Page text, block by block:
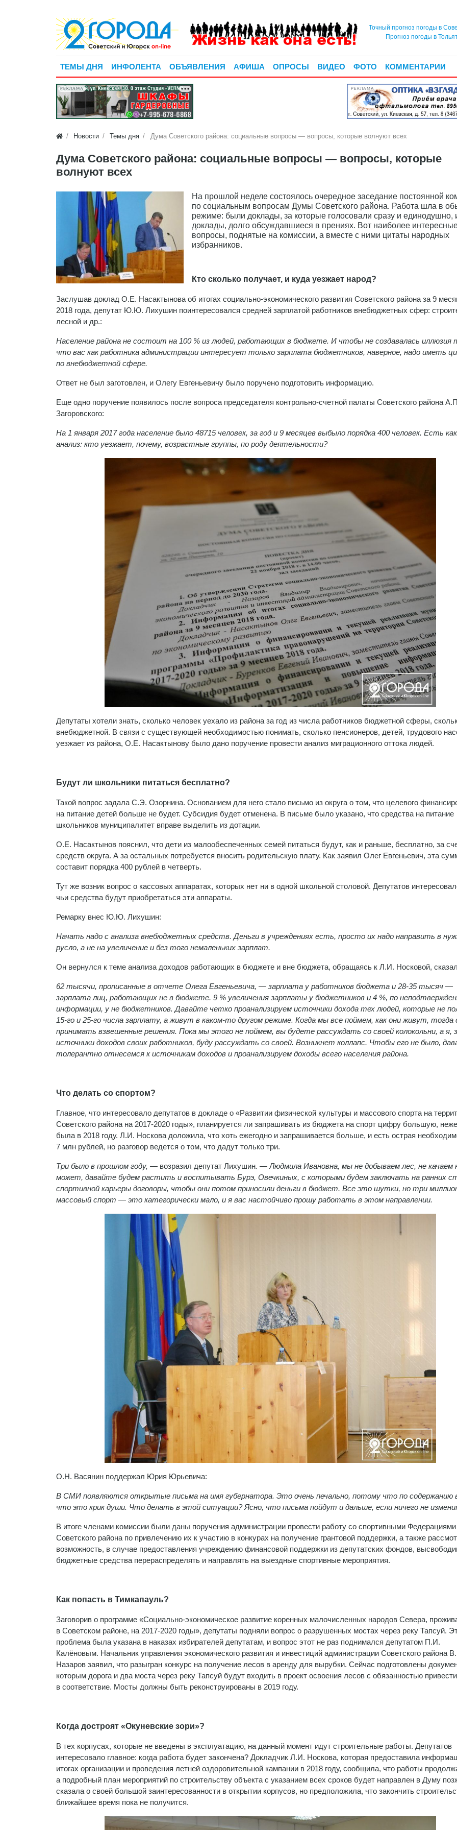
Точный прогноз погоды в
Прогноз погоды в
ТЕМЫ ДНЯ ИНФОЛЕНТА ОБЪЯВЛЕНИЯ АФИША ОПРОСЫ ВИДЕО ФОТО КОММЕНТАРИИ
РЕКЛАМА РЕКЛАМА
Новости Темы дня Дума Советского района: социальные вопросы — вопросы, которые волнуют всех
Дума Советского района: социальные вопросы — вопросы, которые
волнуют всех
На прошлой неделе состоялось очередное заседание постоянной
по социальным вопросам Думы Советского района. Работа шла в
режиме: были доклады, за которые голосовали сразу и единодушно,
доклады, долго обсуждавшиеся в прениях. Вот наиболее
вопросы, поднятые на комиссии, а вместе с ними цитаты народных
избранников.
Кто сколько получает, и куда уезжает народ?
Заслушав доклад О.Е. Насактынова об итогах социально-экономического развития Советского района за 9
2018 года, депутат Ю.Ю. Лихушин поинтересовался средней зарплатой работников внебюджетных сфер:
лесной и др.:
Население района не состоит на 100 % из людей, работающих в бюджете. И чтобы не создавалась иллюзия
что вас как работника администрации интересует только зарплата бюджетников, наверное, надо иметь
по внебюджетной сфере.
Ответ не был заготовлен, и Олегу Евгеньевичу было поручено подготовить информацию.
Еще одно поручение появилось после вопроса председателя контрольно-счетной палаты Советского района
Загоровского:
На 1 января 2017 года население было 48715 человек, за год и 9 месяцев выбыло порядка 400 человек. Есть
анализ: кто уезжает, почему, возрастные группы, по роду деятельности?
Депутаты хотели знать, сколько человек уехало из района за год из числа работников бюджетной сферы,
внебюджетной. В связи с существующей необходимостью понимать, сколько пенсионеров, детей, трудового
уезжает из района, О.Е. Насактынову было дано поручение провести анализ миграционного оттока людей.
Будут ли школьники питаться бесплатно?
Такой вопрос задала С.Э. Озорнина. Основанием для него стало письмо из округа о том, что целевого
на питание детей больше не будет. Субсидия будет отменена. В письме было указано, что средства на питание
школьников муниципалитет вправе выделить из дотации.
О.Е. Насактынов пояснил, что дети из малообеспеченных семей питаться будут, как и раньше, бесплатно, за
средств округа. А за остальных потребуется вносить родительскую плату. Как заявил Олег Евгеньевич, эта
составит порядка 400 рублей в четверть.
Тут же возник вопрос о кассовых аппаратах, которых нет ни в одной школьной столовой. Депутатов
чьи средства будут приобретаться эти аппараты.
Ремарку внес Ю.Ю. Лихушин:
Начать надо с анализа внебюджетных средств. Деньги в учреждениях есть, просто их надо направить в
русло, а не на увеличение и без того немаленьких зарплат.
Он вернулся к теме анализа доходов работающих в бюджете и вне бюджета, обращаясь к Л.И. Носковой,
62 тысячи, прописанные в отчете Олега Евгеньевича, — зарплата у работников бюджета и 28-35 тысяч —
зарплата лиц, работающих не в бюджете. 9 % увеличения зарплаты у бюджетников и 4 %, по
информации, у не бюджетников. Давайте четко проанализируем источники дохода тех людей, которые не
15-го и 25-го числа зарплату, а живут в каком-то другом режиме. Когда мы все поймем, как они живут, тогда
принимать взвешенные решения. Пока мы этого не поймем, вы будете рассуждать со своей колокольни, а я,
источники доходов своих работников, буду рассуждать со своей. Возникнет коллапс. Чтобы его не было,
толерантно отнесемся к источникам доходов и проанализируем доходы всего населения района.
Что делать со спортом?
Главное, что интересовало депутатов в докладе о «Развитии физической культуры и массового спорта на
Советского района на 2017-2020 годы», планируется ли запрашивать из бюджета на спорт цифру большую,
была в 2018 году. Л.И. Носкова доложила, что хоть ежегодно и запрашивается больше, и есть острая
7 млн рублей, но разговор ведется о том, что дадут только три.
Три было в прошлом году, — возразил депутат Лихушин. — Людмила Ивановна, мы не добываем лес, не
может, давайте будем растить и воспитывать Бурэ, Овечкиных, с которыми будем заключать на ранних
спортивной карьеры договоры, чтобы они потом приносили деньги в бюджет. Все это шутки, но три
массовый спорт — это категорически мало, и я вас настойчиво прошу работать в этом направлении.
О.Н. Васянин поддержал Юрия Юрьевича:
В СМИ появляются открытые письма на имя губернатора. Это очень печально, потому что по содержанию
что это крик души. Что делать в этой ситуации? Ясно, что письма пойдут и дальше, если ничего не
В итоге членами комиссии были даны поручения администрации провести работу со спортивными Федерациями
Советского района по привлечению их к участию в конкурах на получение грантовой поддержки, а также
возможность, в случае предоставления учреждению финансовой поддержки из депутатских фондов,
бюджетные средства перераспределять и направлять на выездные спортивные мероприятия.
Как попасть в Тимкапауль?
Заговорив о программе «Социально-экономическое развитие коренных малочисленных народов Севера,
в Советском районе, на 2017-2020 годы», депутаты подняли вопрос о разрушенных мостах через реку Тапсуй.
проблема была указана в наказах избирателей депутатам, и вопрос этот не раз поднимался депутатом П.И.
Калёновым. Начальник управления экономического развития и инвестиций администрации Советского района
Назаров заявил, что разыгран конкурс на получение лесов в аренду для вырубки. Сейчас подготовлены
которым дорога и два моста через реку Тапсуй будут входить в проект освоения лесов с обязанностью
в соответствие. Мосты должны быть реконструированы в 2019 году.
Когда достроят «Окуневские зори»?
В тех корпусах, которые не введены в эксплуатацию, на данный момент идут строительные работы. Депутатов
интересовало главное: когда работа будет закончена? Докладчик Л.И. Носкова, которая предоставила
итогах организации и проведения летней оздоровительной кампании в 2018 году, сообщила, что работы
а подробный план мероприятий по строительству объекта с указанием всех сроков будет направлен в Думу
сказала о своей большой заинтересованности в открытии корпусов, но предположила, что закончить
ближайшее время пока не получится.